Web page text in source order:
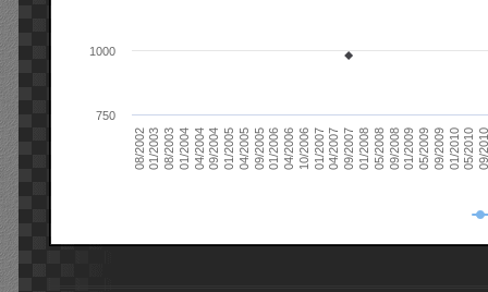
08/200201/200308/200301/200404/200409/200401/200504/200509/200501/200604/200610/200601/200704/200709/200701/200805/200809/200801/200905/200909/200901/201005/201009/
750
1000